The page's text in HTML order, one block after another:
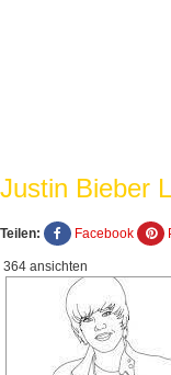
Justin Bieber
Teilen: Facebook
364 ansichten